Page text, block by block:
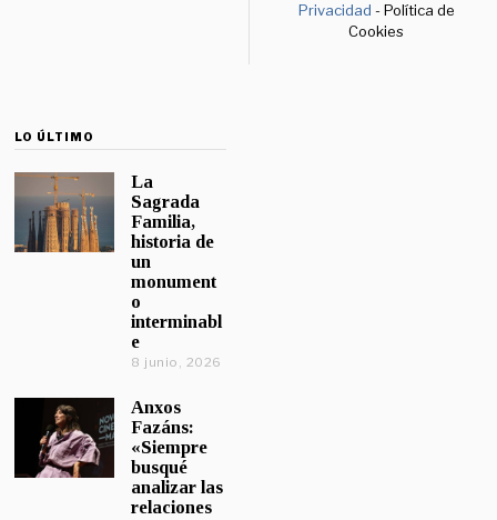
Privacidad - Política de
Cookies
LO ÚLTIMO
La
Sagrada
Familia,
historia de
un
monument
o
interminabl
e
8 junio, 2026
Anxos
Fazáns:
«Siempre
busqué
analizar las
relaciones